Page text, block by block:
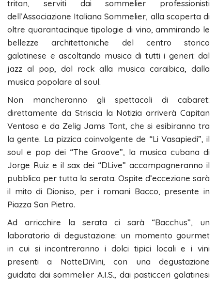
tritan, serviti dai sommelier professionisti
dell’Associazione Italiana Sommelier, alla scoperta di
oltre quarantacinque tipologie di vino, ammirando le
bellezze architettoniche del centro storico
galatinese e ascoltando musica di tutti i generi: dal
jazz al pop, dal rock alla musica caraibica, dalla
musica popolare al soul.
Non mancheranno gli spettacoli di cabaret:
direttamente da Striscia la Notizia arriverà Capitan
Ventosa e da Zelig Jams Tont, che si esibiranno tra
la gente. La pizzica coinvolgente de “Li Vasapiedi”, il
soul e pop dei “The Groove”, la musica cubana di
Jorge Ruiz e il sax dei “DLive” accompagneranno il
pubblico per tutta la serata. Ospite d’eccezione sarà
il mito di Dioniso, per i romani Bacco, presente in
Piazza San Pietro.
Ad arricchire la serata ci sarà “Bacchus”, un
laboratorio di degustazione: un momento gourmet
in cui si incontreranno i dolci tipici locali e i vini
presenti a NotteDiVini, con una degustazione
guidata dai sommelier A.I.S., dai pasticceri galatinesi